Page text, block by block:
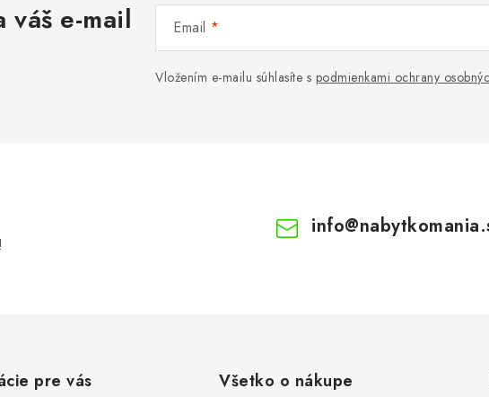
e-mail Email
Vložením e-mailu súhlasíte s podmienkami ochrany
info@
pre vás Všetko o nákupe